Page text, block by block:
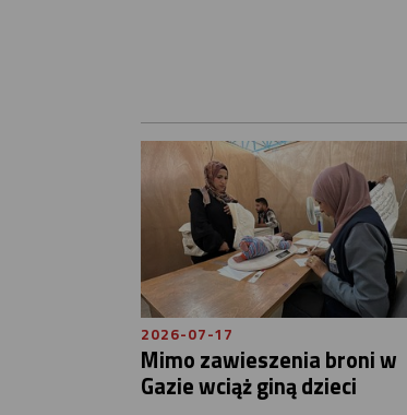
2026-07-17
Mimo zawieszenia broni w
Gazie wciąż giną dzieci